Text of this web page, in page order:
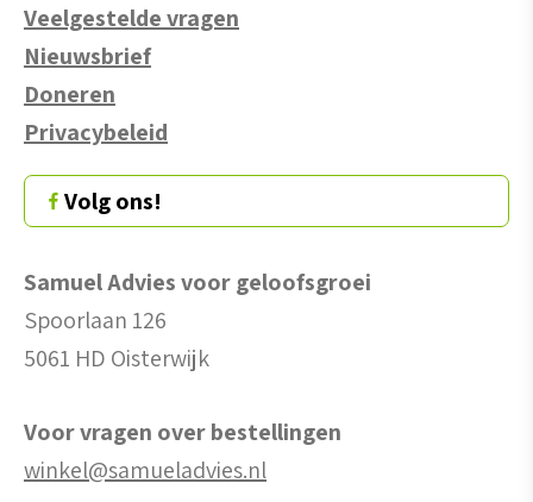
Veelgestelde vragen
Nieuwsbrief
Doneren
Privacybeleid
Volg ons!
Samuel Advies voor geloofsgroei
Spoorlaan 126
5061 HD Oisterwijk
Voor vragen over bestellingen
winkel@samueladvies.nl